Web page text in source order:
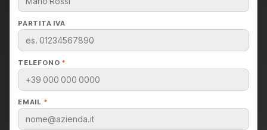
PARTITA IVA
TELEFONO *
EMAIL *